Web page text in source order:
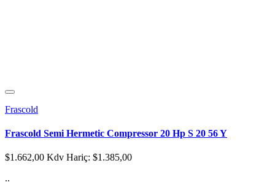
Frascold
Frascold Semi Hermetic Compressor 20 Hp S 20 56 Y
$1.662,00 Kdv Hariç: $1.385,00
..